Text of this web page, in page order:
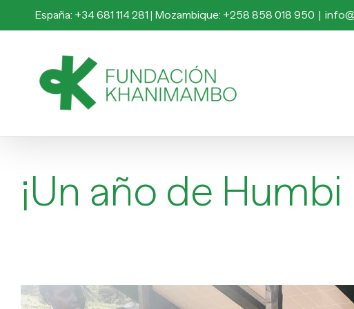
España: +34 681 114 281 | Mozambique: +258 858 018 950 |
¡Un año de Humbi
Ver